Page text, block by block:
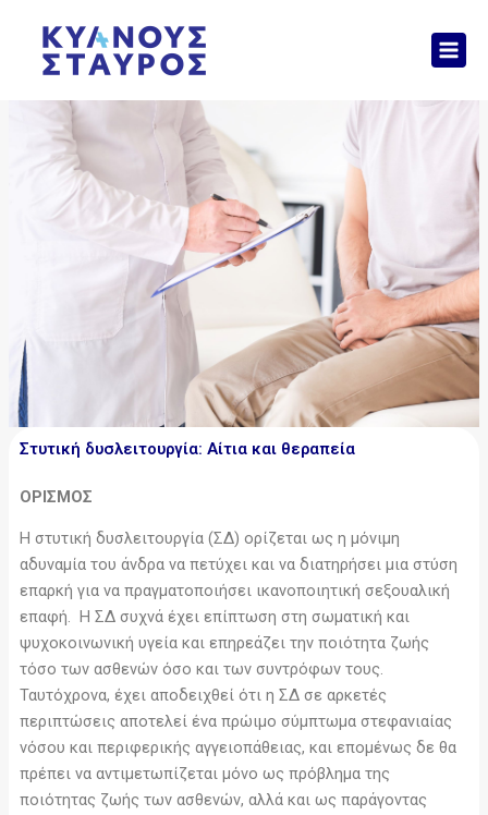
περιεχόμενο
Στυτική δυσλειτουργία: Αίτια και θεραπεία
ΟΡΙΣΜΟΣ
Η στυτική δυσλειτουργία (ΣΔ) ορίζεται ως η μόνιμη
αδυναμία του άνδρα να πετύχει και να διατηρήσει μια στύση
επαρκή για να πραγματοποιήσει ικανοποιητική σεξουαλική
επαφή. Η ΣΔ συχνά έχει επίπτωση στη σωματική και
ψυχοκοινωνική υγεία και επηρεάζει την ποιότητα ζωής
τόσο των ασθενών όσο και των συντρόφων τους.
Ταυτόχρονα, έχει αποδειχθεί ότι η ΣΔ σε αρκετές
περιπτώσεις αποτελεί ένα πρώιμο σύμπτωμα στεφανιαίας
νόσου και περιφερικής αγγειοπάθειας, και επομένως δε θα
πρέπει να αντιμετωπίζεται μόνο ως πρόβλημα της
ποιότητας ζωής των ασθενών, αλλά και ως παράγοντας